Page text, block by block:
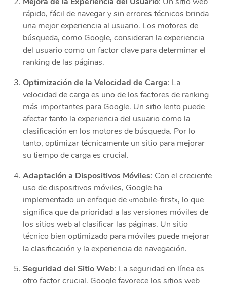
rápido, fácil de navegar y sin errores técnicos brinda
una mejor experiencia al usuario. Los motores de
búsqueda, como Google, consideran la experiencia
del usuario como un factor clave para determinar el
ranking de las páginas.
Optimización de la Velocidad de Carga: La
velocidad de carga es uno de los factores de ranking
más importantes para Google. Un sitio lento puede
afectar tanto la experiencia del usuario como la
clasificación en los motores de búsqueda. Por lo
tanto, optimizar técnicamente un sitio para mejorar
su tiempo de carga es crucial.
Adaptación a Dispositivos Móviles: Con el creciente
uso de dispositivos móviles, Google ha
implementado un enfoque de «mobile-first», lo que
significa que da prioridad a las versiones móviles de
los sitios web al clasificar las páginas. Un sitio
técnico bien optimizado para móviles puede mejorar
la clasificación y la experiencia de navegación.
Seguridad del Sitio Web: La seguridad en línea es
otro factor crucial. Google favorece los sitios web